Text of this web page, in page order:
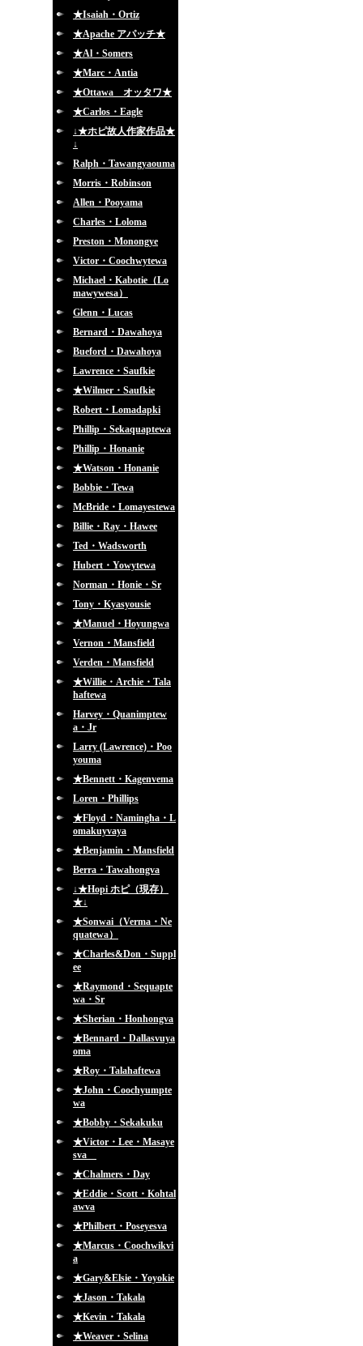
★Isaiah・Ortiz
★Apache アパッチ★
★Al・Somers
★Marc・Antia
★Ottawa オッタワ★
★Carlos・Eagle
↓★ホピ故人作家作品★
↓
Ralph・Tawangyaouma
Morris・Robinson
Allen・Pooyama
Charles・Loloma
Preston・Monongye
Victor・Coochwytewa
Michael・Kabotie（Lo
mawywesa）
Glenn・Lucas
Bernard・Dawahoya
Bueford・Dawahoya
Lawrence・Saufkie
★Wilmer・Saufkie
Robert・Lomadapki
Phillip・Sekaquaptewa
Phillip・Honanie
★Watson・Honanie
Bobbie・Tewa
McBride・Lomayestewa
Billie・Ray・Hawee
Ted・Wadsworth
Hubert・Yowytewa
Norman・Honie・Sr
Tony・Kyasyousie
★Manuel・Hoyungwa
Vernon・Mansfield
Verden・Mansfield
★Willie・Archie・Tala
haftewa
Harvey・Quanimptew
a・Jr
Larry (Lawrence)・Poo
youma
★Bennett・Kagenvema
Loren・Phillips
★Floyd・Namingha・L
omakuyvaya
★Benjamin・Mansfield
Berra・Tawahongva
↓★Hopi ホピ（現存）
★↓
★Sonwai（Verma・Ne
quatewa）
★Charles&Don・Suppl
ee
★Raymond・Sequapte
wa・Sr
★Sherian・Honhongva
★Bennard・Dallasvuya
oma
★Roy・Talahaftewa
★John・Coochyumpte
wa
★Bobby・Sekakuku
★Victor・Lee・Masaye
sva
★Chalmers・Day
★Eddie・Scott・Kohtal
awva
★Philbert・Poseyesva
★Marcus・Coochwikvi
a
★Gary&Elsie・Yoyokie
★Jason・Takala
★Kevin・Takala
★Weaver・Selina